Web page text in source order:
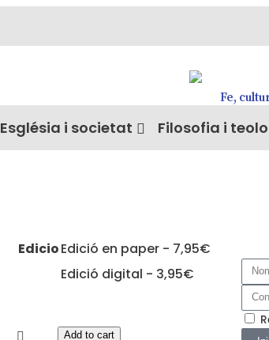
Fe,
Església i societat Filosofia i
EdicioEdició en paper - 7,95€
Edició digital - 3,95€
Add to cart